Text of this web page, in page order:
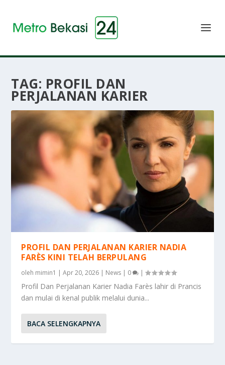
TAG: PROFIL DAN
PERJALANAN KARIER
PROFIL DAN PERJALANAN KARIER NADIA
FARÈS KINI TELAH BERPULANG
oleh mimin1 |Apr 20, 2026 | News | 0 |
Profil Dan Perjalanan Karier Nadia Farès lahir di Prancis
dan mulai di kenal publik melalui dunia...
BACA SELENGKAPNYA